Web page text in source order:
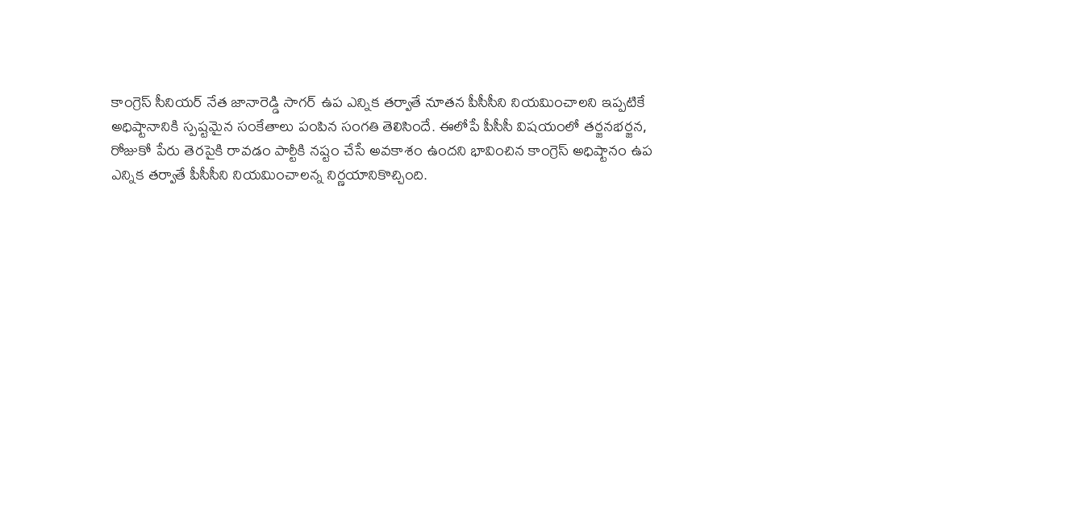
కాంగ్రెస్ సీనియర్ నేత జానారెడ్డి సాగర్ ఉప ఎన్నిక తర్వాతే నూతన పీసీసీని నియమించాలని ఇప్పటికే
అధిష్టానానికి స్పష్టమైన సంకేతాలు పంపిన సంగతి తెలిసిందే. ఈలోపే పీసీసీ విషయంలో తర్జనభర్జన,
రోజుకో పేరు తెరపైకి రావడం పార్టీకి నష్టం చేసే అవకాశం ఉందని భావించిన కాంగ్రెస్ అధిష్టానం ఉప
ఎన్నిక తర్వాతే పీసీసీని నియమించాలన్న నిర్ణయానికొచ్చింది.